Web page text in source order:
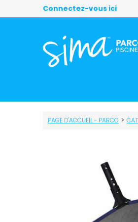
Connectez-vous ici
PAGE D'ACCUEIL - PARCO >